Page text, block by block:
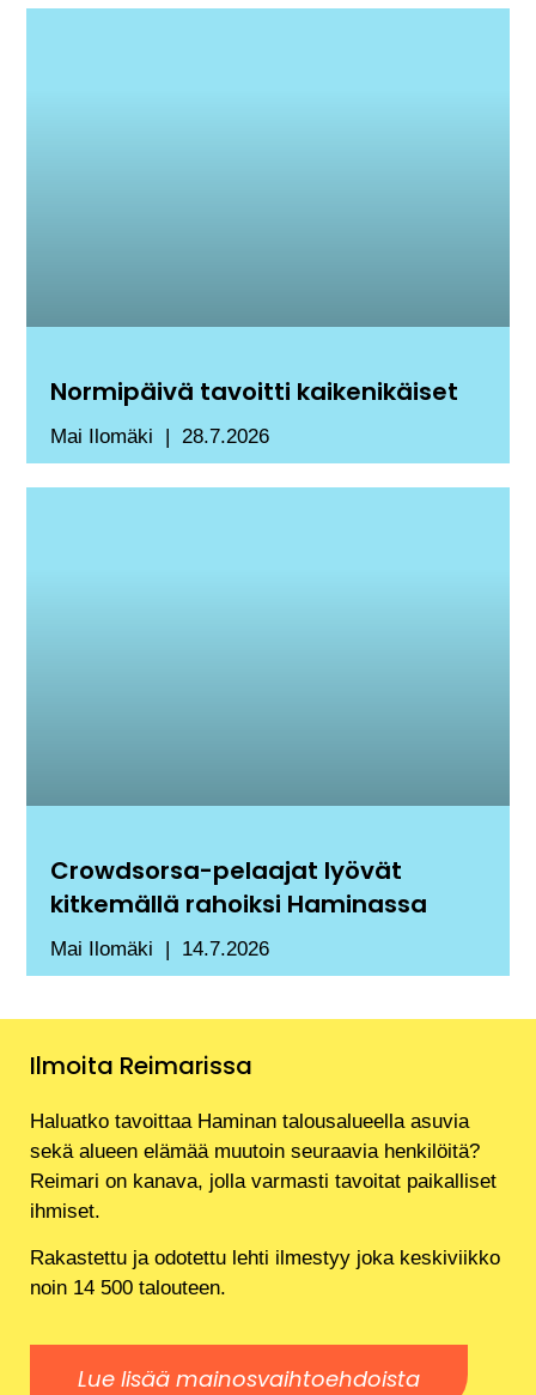
Normipäivä tavoitti kaikenikäiset
Mai Ilomäki 28.7.2026
Crowdsorsa-pelaajat lyövät
kitkemällä rahoiksi Haminassa
Mai Ilomäki 14.7.2026
Ilmoita Reimarissa
Haluatko tavoittaa Haminan talousalueella asuvia
sekä alueen elämää muutoin seuraavia henkilöitä?
Reimari on kanava, jolla varmasti tavoitat paikalliset
ihmiset.
Rakastettu ja odotettu lehti ilmestyy joka keskiviikko
noin 14 500 talouteen.
Lue lisää mainosvaihtoehdoista